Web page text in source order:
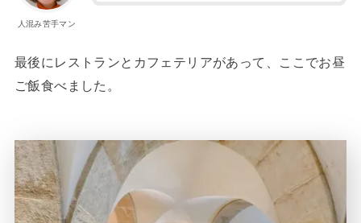
人混み苦手マン
最後にレストランとカフェテリアがあって、ここでお昼
ご飯食べました。